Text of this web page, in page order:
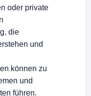
oder private
die
und
können zu
und
führen.